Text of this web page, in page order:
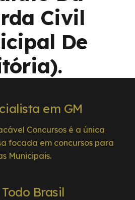
Civil
De
em GM
Concursos é a única
focada em concursos para
Municipais.
Brasil